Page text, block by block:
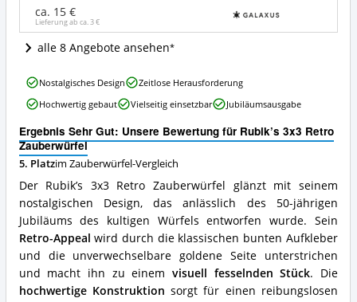
dieser
Zauberwürfel
erhältlich?
ca. 15 €
Lieferung ab ca.3 €
alle 8 Angebote ansehen
Ergebnis Sehr Gut: Unsere Bewertung für Rubik’s 3x3 Retro
Zauberwürfel
5. Platzim Zauberwürfel-Vergleich
Der Rubik’s 3x3 Retro Zauberwürfel glänzt mit seinem
nostalgischen Design, das anlässlich des 50-jährigen
Jubiläums des kultigen Würfels entworfen wurde. Sein
Retro-Appeal wird durch die klassischen bunten Aufkleber
und die unverwechselbare goldene Seite unterstrichen
und macht ihn zu einem visuell fesselnden Stück. Die
hochwertige Konstruktion sorgt für einen reibungslosen
Rubik’s
3x3
Retro
Vorteile:
Was
spricht
für
diesen
Zauberwürfel?
Nostalgisches Design
Zeitlose Herausforderung
Hochwertig gebaut
Vielseitig einsetzbar Jubiläumsausgabe